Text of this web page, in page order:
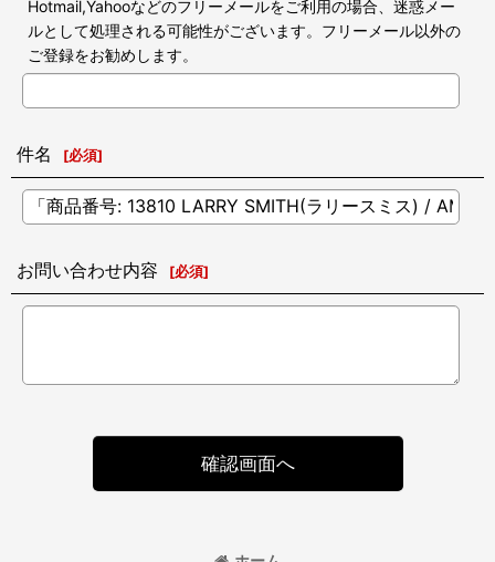
Hotmail,Yahooなどのフリーメールをご利用の場合、迷惑メー
ルとして処理される可能性がございます。フリーメール以外の
ご登録をお勧めします。
件名 [必須]
お問い合わせ内容 [必須]
確認画面へ